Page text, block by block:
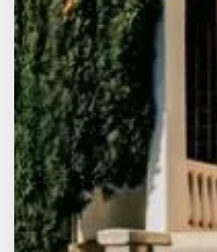
События
Города
Площадки
Артисты